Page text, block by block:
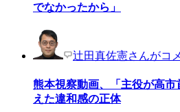
でなかったから」
辻田真佐憲さんがコ
熊本視察動画、「主役が高
えた違和感の正体